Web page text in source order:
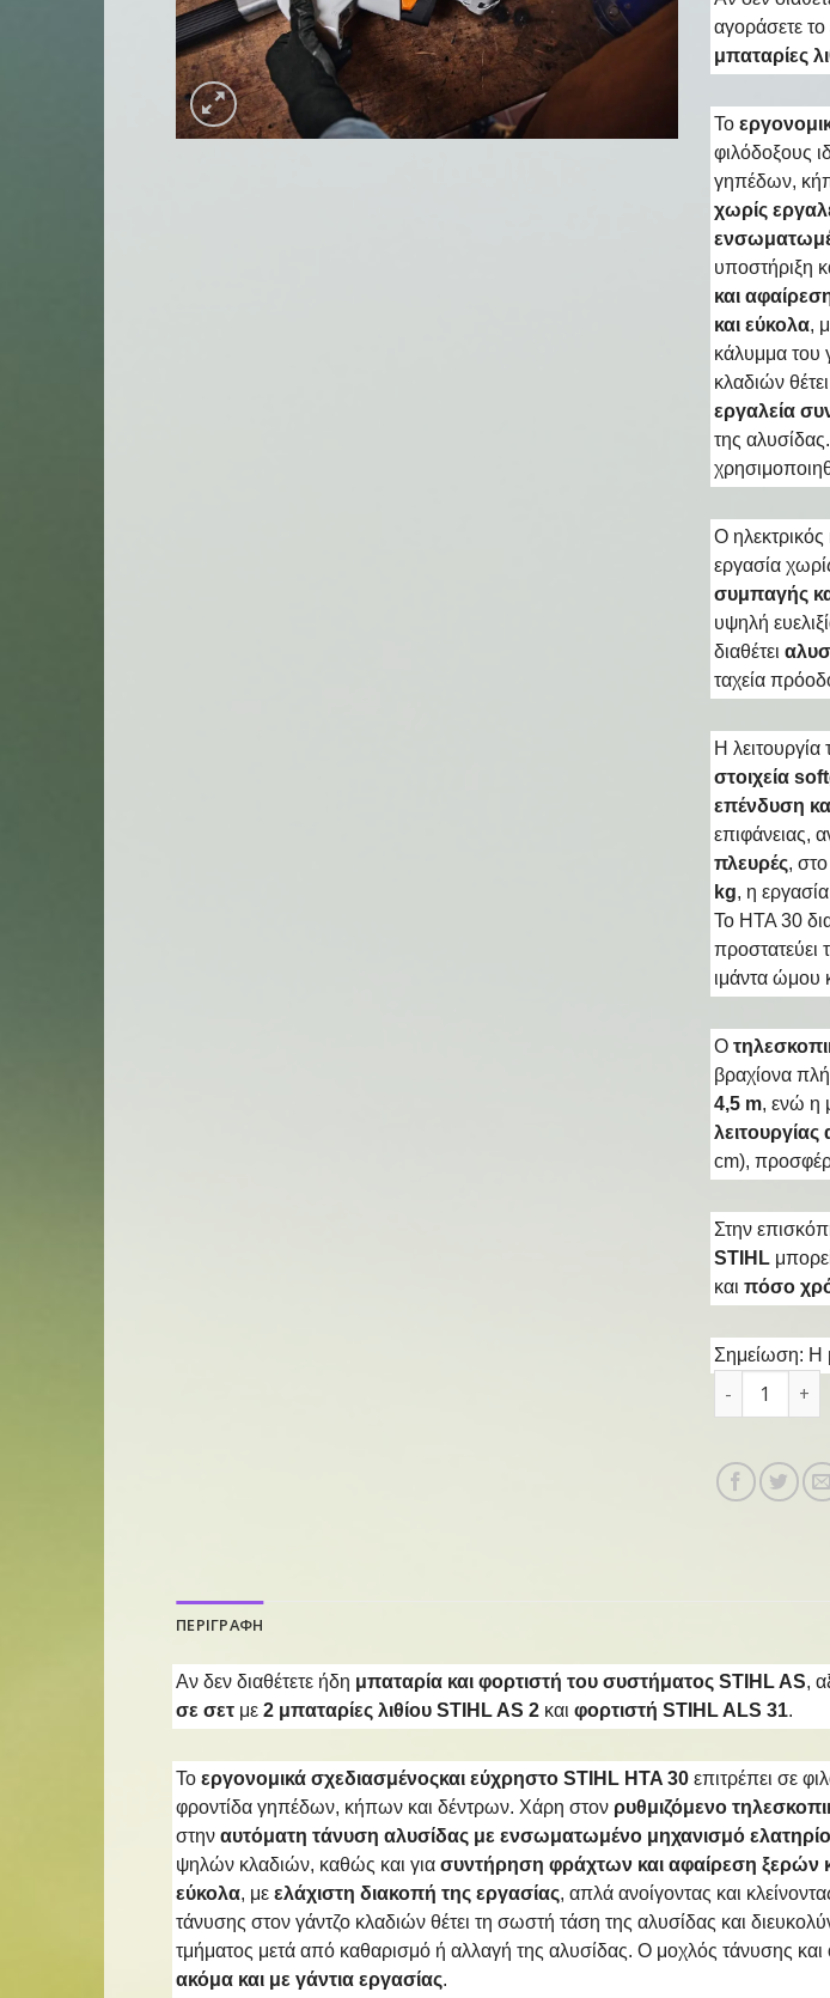
αγοράσετε
μπαταρίες
To
φιλόδοξους
γηπέδων,
χωρίς
υποστήριξη
και
και εύκολα,
κάλυμμα του
κλαδιών
εργαλεία
της
Ο ηλεκτρικός
εργασία
συμπαγής
υψηλή
διαθέτει
ταχεία
Η λειτουργία
στοιχεία
επένδυση
επιφάνειας,
πλευρές, στο
kg, η
To HTA 30
προστατεύει
ιμάντα ώμου
Ο
βραχίονα
4,5 m, ενώ η
cm),
Στην
STIHL
και πόσο
Σημείωση: Η
Επαν/νο
ΠΕΡΙΓΡΑΦΗ
Αν δεν διαθέτετε ήδη μπαταρία και φορτιστή του συστήματος STIHL AS,
σε σετ με 2 μπαταρίες λιθίου STIHL AS 2 και φορτιστή STIHL ALS 31.
To εργονομικά σχεδιασμένοςκαι εύχρηστο STIHL HTA 30 επιτρέπει σε
φροντίδα γηπέδων, κήπων και δέντρων. Χάρη στον ρυθμιζόμενο
στην αυτόματη τάνυση αλυσίδας με ενσωματωμένο μηχανισμό
ψηλών κλαδιών, καθώς και για συντήρηση φράχτων και αφαίρεση ξερών
εύκολα, με ελάχιστη διακοπή της εργασίας, απλά ανοίγοντας και
τάνυσης στον γάντζο κλαδιών θέτει τη σωστή τάση της αλυσίδας και
τμήματος μετά από καθαρισμό ή αλλαγή της αλυσίδας. Ο μοχλός τάνυσης και
ακόμα και με γάντια εργασίας.